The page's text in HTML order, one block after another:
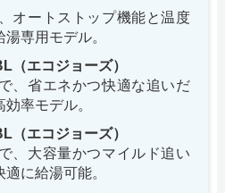
オートストップ機能と温度
専用モデル。
（エコジョーズ）
、省エネかつ快適な追いだ
率モデル。
（エコジョーズ）
、大容量かつマイルド追い
に給湯可能。